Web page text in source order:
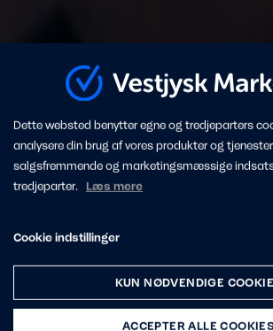
Dette websted benytter egne og tredjeparters
analysere din brug af vores produkter og
salgsfremmende og marketingsmæssige
tredjeparter. Læs mere
Cookie indstillinger
KUN NØDVENDIGE
ACCEPTER ALLE